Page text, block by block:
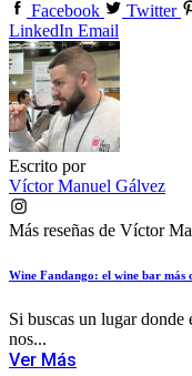
Facebook
Twitter
LinkedIn Email
Escrito por
Víctor Manuel Gálvez
Más reseñas de Víctor
Wine Fandango: el wine bar más
Si buscas un lugar
nos...
Ver Más